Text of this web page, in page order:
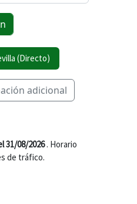
(Directo)
adicional
31/08/2026. Horario
de tráfico.